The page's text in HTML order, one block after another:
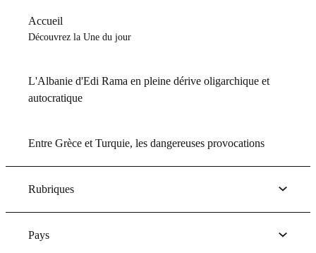
Accueil
Découvrez la Une du jour
L'Albanie d'Edi Rama en pleine dérive oligarchique et
autocratique
Entre Grèce et Turquie, les dangereuses provocations
Rubriques
Pays